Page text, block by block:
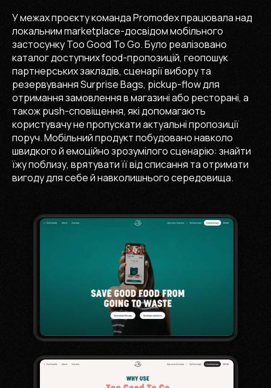
У межах проєкту команда Promodex працювала над
локальним marketplace-досвідом мобільного
застосунку Too Good To Go. Було реалізовано
каталог доступних food-пропозицій, геопошук
партнерських закладів, сценарії вибору та
резервування Surprise Bags, pickup-flow для
отримання замовлення в магазині або ресторані, а
також push-сповіщення, які допомагають
користувачу не пропускати актуальні пропозиції
поруч. Мобільний продукт побудовано навколо
швидкого й емоційно зрозумілого сценарію: знайти
їжу поблизу, врятувати її від списання та отримати
вигоду для себе й навколишнього середовища.